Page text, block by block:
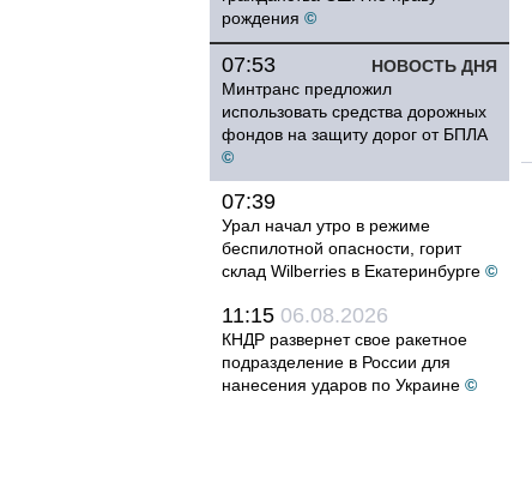
рождения ©
НОВОСТЬ ДНЯ
07:53
Минтранс предложил
использовать средства дорожных
фондов на защиту дорог от БПЛА
©
07:39
Урал начал утро в режиме
беспилотной опасности, горит
склад Wilberries в Екатеринбурге ©
11:15 06.08.2026
КНДР развернет свое ракетное
подразделение в России для
нанесения ударов по Украине ©